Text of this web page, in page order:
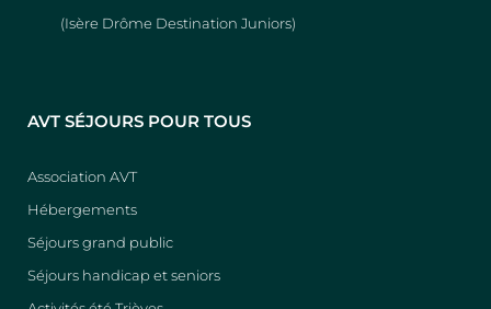
(Isère Drôme Destination Juniors)
AVT SÉJOURS POUR TOUS
Association AVT
Hébergements
Séjours grand public
Séjours handicap et seniors